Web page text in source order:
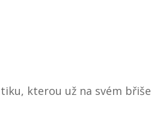
kterou už na svém břiše